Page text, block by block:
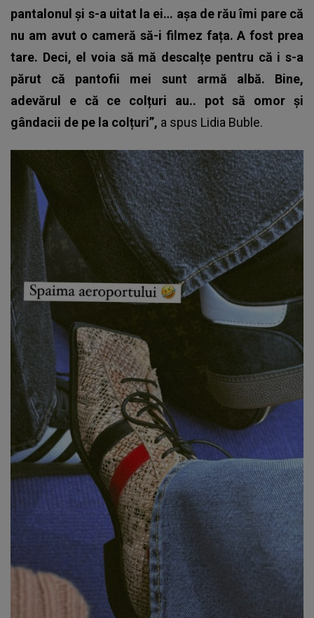
pantalonul și s-a uitat la ei… așa de rău îmi pare că
nu am avut o cameră să-i filmez fața. A fost prea
tare. Deci, el voia să mă descalțe pentru că i s-a
părut că pantofii mei sunt armă albă. Bine,
adevărul e că ce colțuri au.. pot să omor și
gândacii de pe la colțuri”, a spus Lidia Buble.